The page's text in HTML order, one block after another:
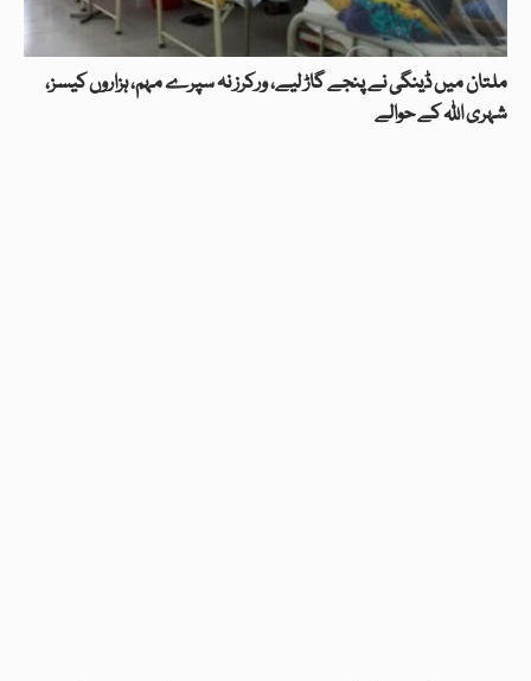
ملتان میں ڈینگی نے پنجے گاڑ لیے، ورکرز نہ سپرے مہم، ہزاروں کیسز،
شہری اللہ کے حوالے